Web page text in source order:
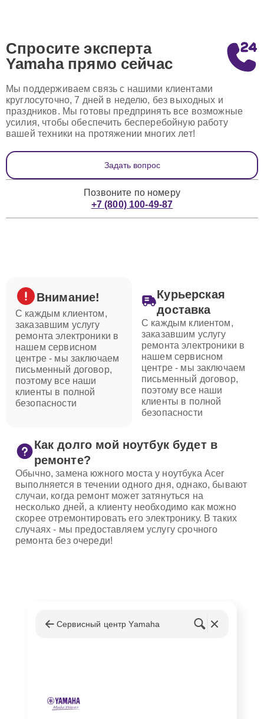
Спросите эксперта
Yamaha прямо сейчас
Мы поддерживаем связь с нашими клиентами
круглосуточно, 7 дней в неделю, без выходных и
праздников. Мы готовы предпринять все возможные
усилия, чтобы обеспечить бесперебойную работу
вашей техники на протяжении многих лет!
Задать вопрос
Позвоните по номеру
+7 (800) 100-49-87
Внимание!
С каждым клиентом,
заказавшим услугу
ремонта электроники в
нашем сервисном
центре - мы заключаем
письменный договор,
поэтому все наши
клиенты в полной
безопасности
Курьерская
доставка
С каждым клиентом,
заказавшим услугу
ремонта электроники в
нашем сервисном
центре - мы заключаем
письменный договор,
поэтому все наши
клиенты в полной
безопасности
Как долго мой ноутбук будет в
ремонте?
Обычно, замена южного моста у ноутбука Acer
выполняется в течении одного дня, однако, бывают
случаи, когда ремонт может затянуться на
несколько дней, а клиенту необходимо как можно
скорее отремонтировать его электронику. В таких
случаях - мы предоставляем услугу срочного
ремонта без очереди!
Сервисный центр Yamaha